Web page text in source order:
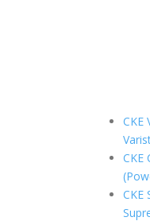
CKE
CKE
CKE